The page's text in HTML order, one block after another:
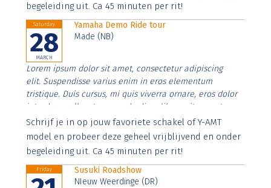
begeleiding uit. Ca 45 minuten per rit!
Saturday
28
MARCH
Yamaha Demo Ride tour
Made (NB)
Lorem ipsum dolor sit amet, consectetur adipiscing
elit. Suspendisse varius enim in eros elementum
tristique. Duis cursus, mi quis viverra ornare, eros dolor
interdum nulla, ut commodo diam libero vitae erat.
Aenean faucibus nibh et justo cursus id rutrum lorem
imperdiet. Nunc ut sem vitae risus tristique posuere.
Schrijf je in op jouw favoriete schakel of Y-AMT
model en probeer deze geheel vrijblijvend en onder
begeleiding uit. Ca 45 minuten per rit!
Friday
Susuki Roadshow
NIeuw Weerdinge (DR)